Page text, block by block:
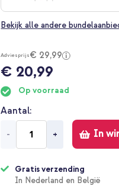
Bekijk alle andere
Adviesprijs€ 29,99
€ 20,99
Op voorraad
Aantal
- + In
Gratis verzending
In Nederland en België